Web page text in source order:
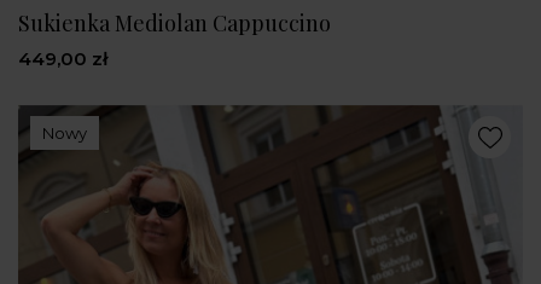
Sukienka Mediolan Cappuccino
449,00 zł
Nowy